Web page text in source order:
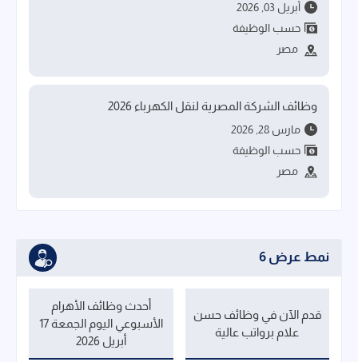
أبريل 03, 2026
حسب الوظيفة
مصر
وظائف الشركة المصرية لنقل الكهرباء 2026
مارس 28, 2026
حسب الوظيفة
مصر
نمط عرض 6
قدم الآن في وظائف حسن
علام برواتب عالية
أحدث وظائف الأهرام
الأسبوعي اليوم الجمعة 17
أبريل 2026